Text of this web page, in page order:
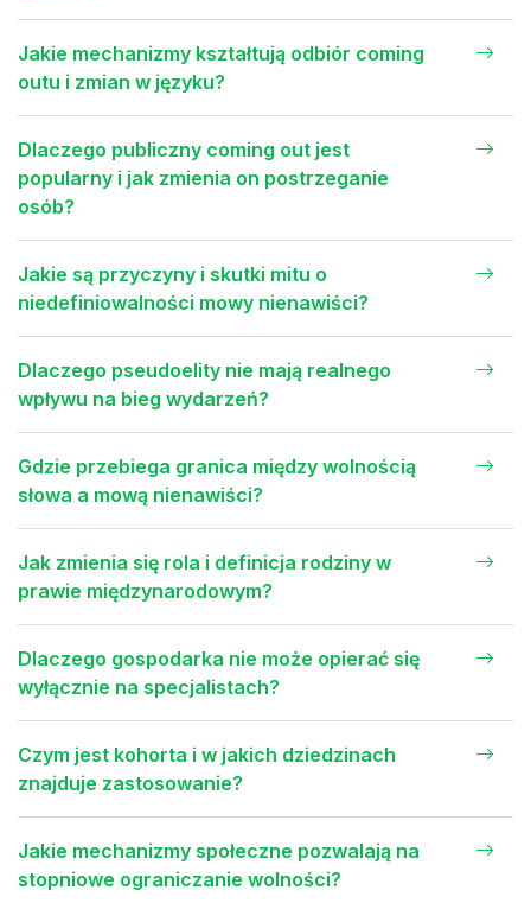
Jakie mechanizmy kształtują odbiór coming
outu i zmian w języku?
Dlaczego publiczny coming out jest
popularny i jak zmienia on postrzeganie
osób?
Jakie są przyczyny i skutki mitu o
niedefiniowalności mowy nienawiści?
Dlaczego pseudoelity nie mają realnego
wpływu na bieg wydarzeń?
Gdzie przebiega granica między wolnością
słowa a mową nienawiści?
Jak zmienia się rola i definicja rodziny w
prawie międzynarodowym?
Dlaczego gospodarka nie może opierać się
wyłącznie na specjalistach?
Czym jest kohorta i w jakich dziedzinach
znajduje zastosowanie?
Jakie mechanizmy społeczne pozwalają na
stopniowe ograniczanie wolności?